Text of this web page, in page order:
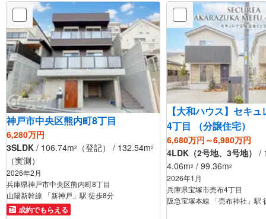
神戸市中央区熊内町8丁目
6,280万円
3SLDK / 106.74m2 （登記） / 132.54m2
（実測）
2026年2月
兵庫県神戸市中央区熊内町8丁目
山陽新幹線 「新神戸」駅 徒歩8分
成約でもらえる
【大和ハウス】セキ
4丁目 （分譲住宅）
6,680万円～6,980万円
4LDK（2号地、3号地） /
4.06m2 / 99.36m2
2026年1月
兵庫県宝塚市売布4丁目
阪急宝塚本線 「売布神社」駅